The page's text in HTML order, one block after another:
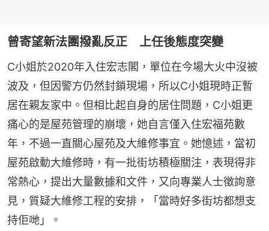
曾寄望新法團撥亂反正 上任後態度突變
C小姐於2020年入住宏志閣，單位在今場大火中沒被
波及，但因警方仍然封鎖現場，所以C小姐現時正暫
居在親友家中。但相比起自身的居住問題，C小姐更
痛心的是屋苑管理的崩壞，她自言僅入住宏福苑數
年，不過一直關心屋苑及大維修事宜。她憶述，當初
屋苑啟動大維修時，有一批街坊積極關注，表現得非
常熱心，提出大量數據和文件，又向專業人士徵詢意
見，質疑大維修工程的安排，「當時好多街坊都想支
持佢哋」。